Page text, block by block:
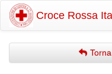
Croce Rossa